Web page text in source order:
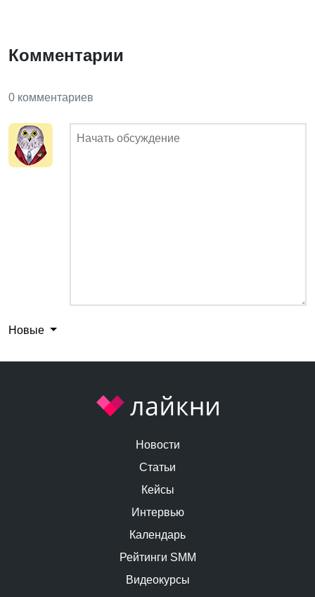
Комментарии
0 комментариев
Новые
Новости
Статьи
Кейсы
Интервью
Календарь
Рейтинги SMM
Видеокурсы